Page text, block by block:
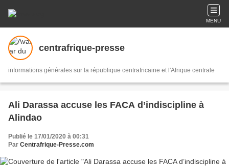
MENU
centrafrique-presse
informations générales sur la république centrafricaine et l'Afrique centrale
Ali Darassa accuse les FACA d’indiscipline à
Alindao
Publié le 17/01/2020 à 00:31
Par Centrafrique-Presse.com